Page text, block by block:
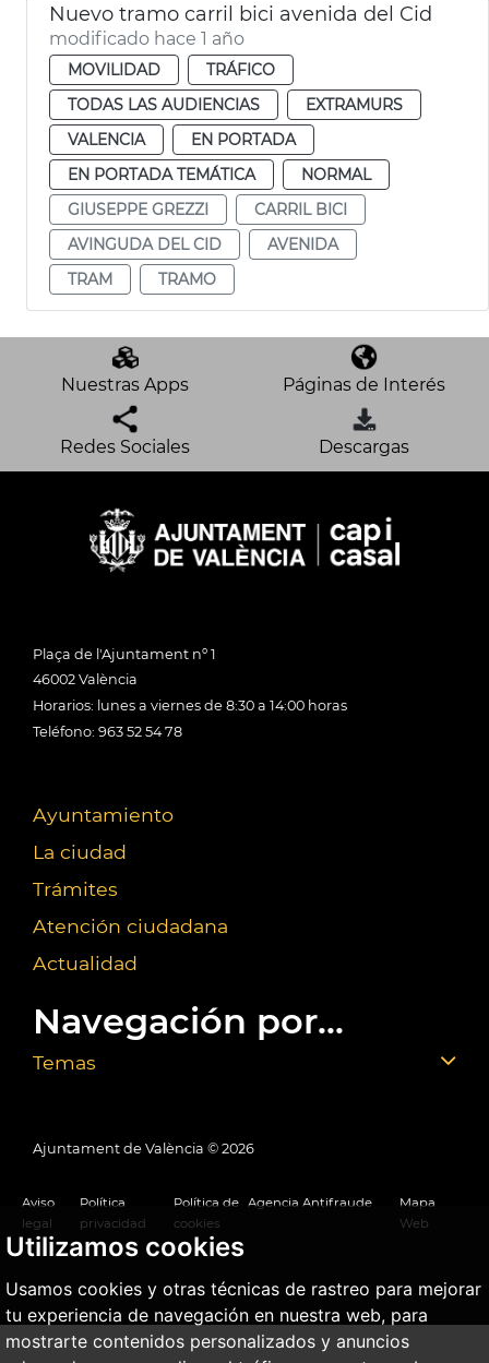
Utilizamos cookies
Usamos cookies y otras técnicas de rastreo para mejorar
tu experiencia de navegación en nuestra web, para
mostrarte contenidos personalizados y anuncios
Nuevo tramo carril bici avenida del Cid
modificado hace 1 año
MOVILIDAD
TRÁFICO
TODAS LAS AUDIENCIAS
EXTRAMURS
VALENCIA
EN PORTADA
EN PORTADA TEMÁTICA
NORMAL
GIUSEPPE GREZZI
CARRIL BICI
AVINGUDA DEL CID
AVENIDA
TRAM
TRAMO
Nuestras Apps Páginas de Interés
Redes Sociales Descargas
Plaça de l'Ajuntament nº 1
46002 València
Horarios: lunes a viernes de 8:30 a 14:00 horas
Teléfono: 963 52 54 78
Ayuntamiento
La ciudad
Trámites
Atención ciudadana
Actualidad
Navegación por...
Temas
Ajuntament de València © 2026
Aviso
legal
Política
privacidad
Política de
cookies
Agencia Antifraude
Mapa
Web